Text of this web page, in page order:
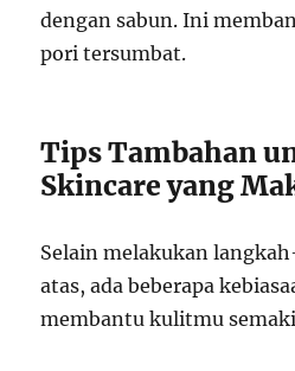
dengan sabun. Ini
pori tersumbat.
Tips Tambahan
Skincare yang
Selain melakukan
atas, ada beberapa
membantu kulitmu